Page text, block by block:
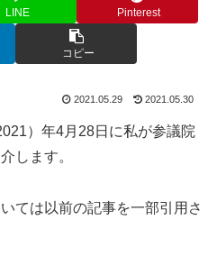
LINE Pinterest
コピー
2021.05.29 2021.05.30
）年4月28日に私が参議院
します。
ては以前の記事を一部引用さ